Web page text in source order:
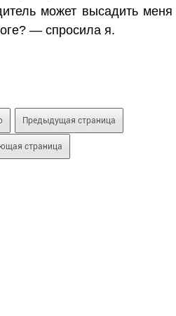
может высадить меня
— спросила я.
Предыдущая страница
страница